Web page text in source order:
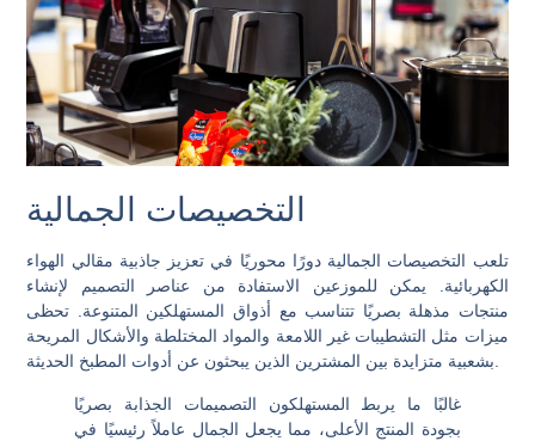
التخصيصات الجمالية
تلعب التخصيصات الجمالية دورًا محوريًا في تعزيز جاذبية مقالي الهواء
الكهربائية. يمكن للموزعين الاستفادة من عناصر التصميم لإنشاء
منتجات مذهلة بصريًا تتناسب مع أذواق المستهلكين المتنوعة. تحظى
ميزات مثل التشطيبات غير اللامعة والمواد المختلطة والأشكال المريحة
بشعبية متزايدة بين المشترين الذين يبحثون عن أدوات المطبخ الحديثة.
غالبًا ما يربط المستهلكون التصميمات الجذابة بصريًا
بجودة المنتج الأعلى، مما يجعل الجمال عاملاً رئيسيًا في